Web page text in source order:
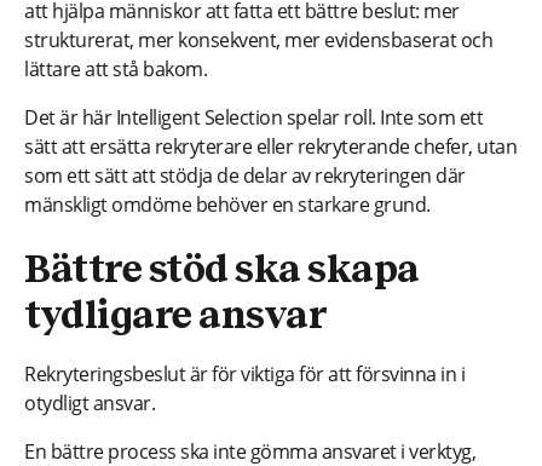
att hjälpa människor att fatta ett bättre beslut: mer
strukturerat, mer konsekvent, mer evidensbaserat och
lättare att stå bakom.
Det är här Intelligent Selection spelar roll. Inte som ett
sätt att ersätta rekryterare eller rekryterande chefer, utan
som ett sätt att stödja de delar av rekryteringen där
mänskligt omdöme behöver en starkare grund.
Bättre stöd ska skapa
tydligare ansvar
Rekryteringsbeslut är för viktiga för att försvinna in i
otydligt ansvar.
En bättre process ska inte gömma ansvaret i verktyg,